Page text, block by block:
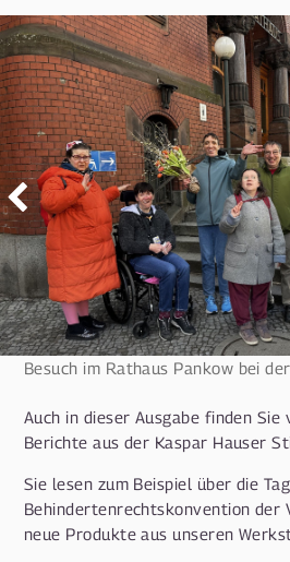
Besuch im Rathaus Pankow bei
Auch in dieser Ausgabe finden Sie
Berichte aus der Kaspar Hauser
Sie lesen zum Beispiel über die
Behindertenrechtskonvention der
neue Produkte aus unseren